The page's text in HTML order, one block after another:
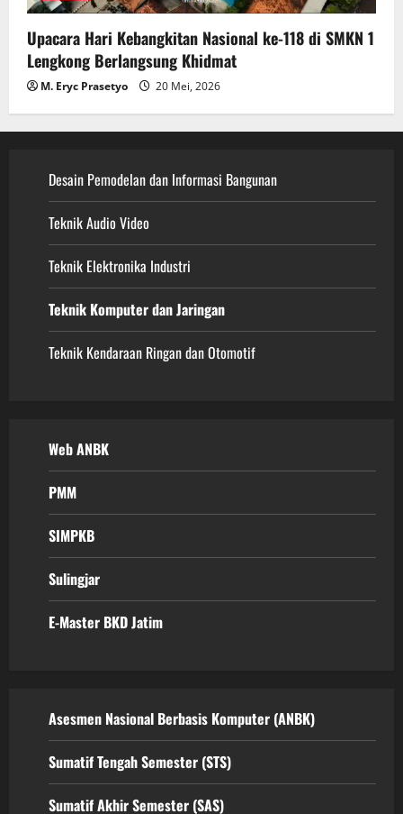
Upacara Hari Kebangkitan Nasional ke-118 di SMKN 1
Lengkong Berlangsung Khidmat
M. Eryc Prasetyo 20 Mei, 2026
Desain Pemodelan dan Informasi Bangunan
Teknik Audio Video
Teknik Elektronika Industri
Teknik Komputer dan Jaringan
Teknik Kendaraan Ringan dan Otomotif
Web ANBK
PMM
SIMPKB
Sulingjar
E-Master BKD Jatim
Asesmen Nasional Berbasis Komputer (ANBK)
Sumatif Tengah Semester (STS)
Sumatif Akhir Semester (SAS)